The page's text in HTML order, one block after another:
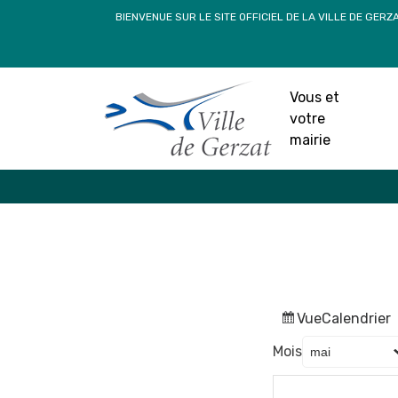
BIENVENUE SUR LE SITE OFFICIEL DE LA VILLE DE
Vous et
votre
mairie
VueCalendrier
Mois